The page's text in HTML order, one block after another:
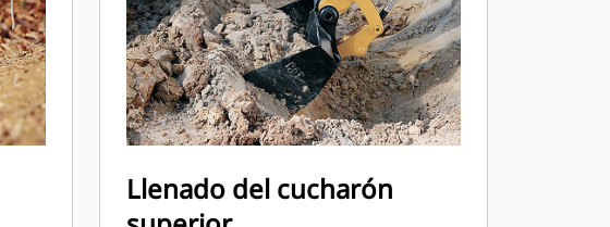
Llenado del cucharón